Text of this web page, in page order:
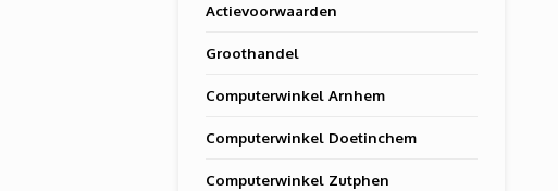
Actievoorwaarden
Groothandel
Computerwinkel Arnhem
Computerwinkel Doetinchem
Computerwinkel Zutphen